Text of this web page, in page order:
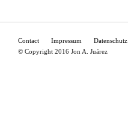
Contact Impressum Datenschutz
© Copyright 2016 Jon A. Juárez